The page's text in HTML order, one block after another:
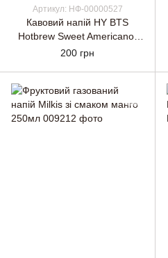
Артикул: НФ-00000527
Кавовий напій HY BTS
Hotbrew Sweet Americano,
350 мл
200 грн